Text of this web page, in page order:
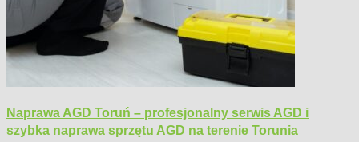
Naprawa AGD Toruń – profesjonalny serwis AGD i
szybka naprawa sprzętu AGD na terenie Torunia